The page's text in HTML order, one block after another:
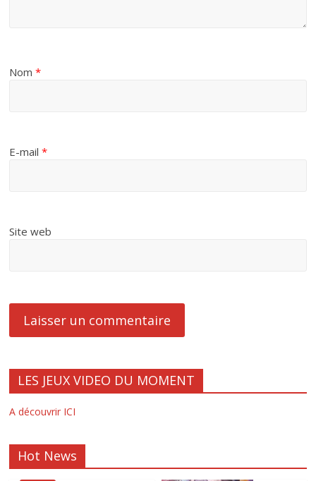
Nom*
E-mail*
Site web
LES JEUX VIDEO DU MOMENT
A découvrir ICI
Hot News